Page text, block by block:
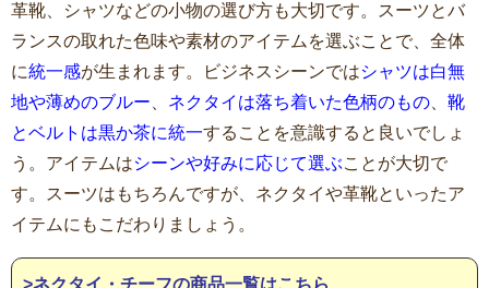
革靴、シャツなどの小物の選び方も大切です。スーツとバ
ランスの取れた色味や素材のアイテムを選ぶことで、全体
に統一感が生まれます。ビジネスシーンではシャツは白無
地や薄めのブルー
ネクタイは落ち着いた色柄のもの
靴
とベルトは黒か茶に統一することを意識すると良いでしょ
う。アイテムはシーンや好みに応じて選ぶことが大切で
す。スーツはもちろんですが、ネクタイや革靴といったア
イテムにもこだわりましょう。